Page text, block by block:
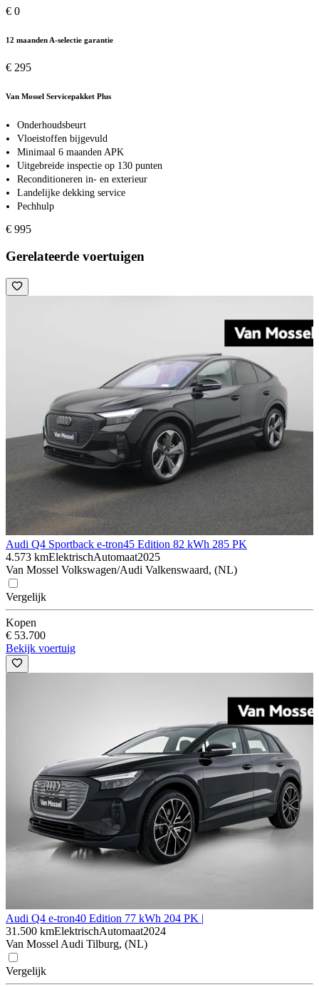
€ 0
12 maanden A-selectie garantie
€ 295
Van Mossel Servicepakket Plus
Onderhoudsbeurt
Vloeistoffen bijgevuld
Minimaal 6 maanden APK
Uitgebreide inspectie op 130 punten
Reconditioneren in- en exterieur
Landelijke dekking service
Pechhulp
€ 995
Gerelateerde voertuigen
Audi Q4 Sportback e-tron45 Edition 82 kWh 285 PK
4.573 kmElektrischAutomaat2025
Van Mossel Volkswagen/Audi Valkenswaard, (NL)
Vergelijk
Kopen
€ 53.700
Bekijk voertuig
Audi Q4 e-tron40 Edition 77 kWh 204 PK |
31.500 kmElektrischAutomaat2024
Van Mossel Audi Tilburg, (NL)
Vergelijk